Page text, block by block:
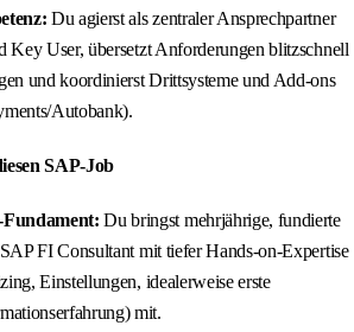
Du agierst als zentraler Ansprechpartner
Key User, übersetzt Anforderungen blitzschnell
und koordinierst Drittsysteme und Add-ons
Autobank).
SAP-Job
Du bringst mehrjährige, fundierte
FI Consultant mit tiefer Hands-on-Expertise
Einstellungen, idealerweise erste
mit.